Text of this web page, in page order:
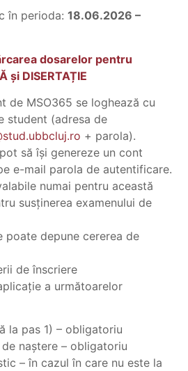
și agresivității în diferite medii
în perioda: 18.06.2026 –
dosarelor pentru
și DISERTAȚIE
de MSO365 se loghează cu
student (adresa de
+ parola).
să îşi genereze un cont
e-mail parola de autentificare.
numai pentru această
susţinerea examenului de
poate depune cererea de
de înscriere
a următoarelor
la pas 1) – obligatoriu
naştere – obligatoriu
– în cazul în care nu este la